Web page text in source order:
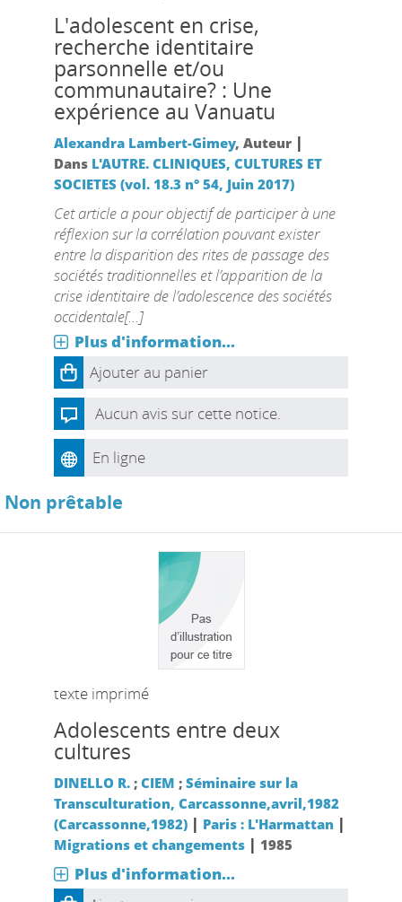
L'adolescent en crise,
recherche identitaire
parsonnelle et/ou
communautaire? : Une
expérience au Vanuatu
Alexandra Lambert-Gimey, Auteur |
Dans L'AUTRE. CLINIQUES, CULTURES ET
SOCIETES (vol. 18.3 n° 54, Juin 2017)
Cet article a pour objectif de participer à une
réflexion sur la corrélation pouvant exister
entre la disparition des rites de passage des
sociétés traditionnelles et l’apparition de la
crise identitaire de l’adolescence des sociétés
occidentale[...]
Plus d'information...
Ajouter au panier
Aucun avis sur cette notice.
En ligne
Non prêtable
texte imprimé
Adolescents entre deux
cultures
DINELLO R.; CIEM ; Séminaire sur la
Transculturation, Carcassonne,avril,1982
(Carcassonne,1982) | Paris : L'Harmattan |
Migrations et changements| 1985
Plus d'information...